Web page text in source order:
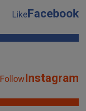
LikeFacebook
FollowInstagram